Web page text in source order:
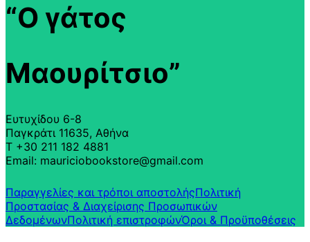
“Ο γάτος
Μαουρίτσιο”
Ευτυχίδου 6-8
Παγκράτι 11635, Αθήνα
T +30 211 182 4881
Email: mauriciobookstore@gmail.com
Παραγγελίες και τρόποι αποστολήςΠολιτική
Προστασίας & Διαχείρισης Προσωπικών
ΔεδομένωνΠολιτική επιστροφών​Όροι & Προϋποθέσεις​